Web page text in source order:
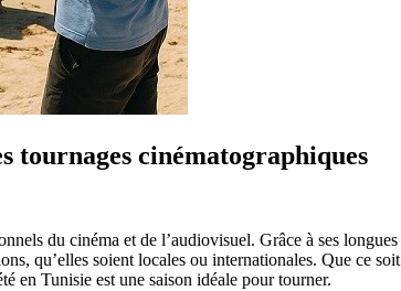
tournages cinématographiques
du cinéma et de l’audiovisuel. Grâce à ses
qu’elles soient locales ou internationales. Que ce
en Tunisie est une saison idéale pour tourner.